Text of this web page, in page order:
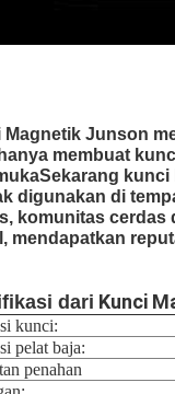
Magnetik Junson
membuat
kunci
digunakan di
komunitas cerdas
mendapatkan
dari Kunci
kunci:
pelat baja:
penahan